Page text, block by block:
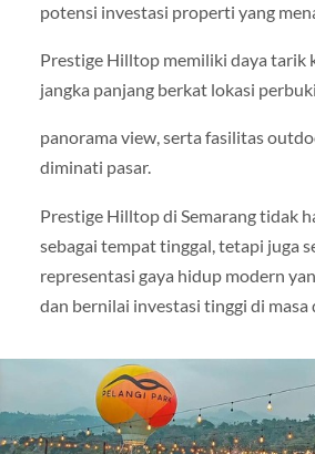
potensi investasi properti yang
Prestige Hilltop memiliki daya tarik
jangka panjang berkat lokasi
panorama view, serta fasilitas
diminati pasar.
Prestige Hilltop di Semarang tidak
sebagai tempat tinggal, tetapi juga
representasi gaya hidup modern
dan bernilai investasi tinggi di masa